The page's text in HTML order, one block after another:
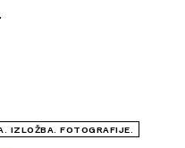
IZLOŽBA. FOTOGRAFIJE.